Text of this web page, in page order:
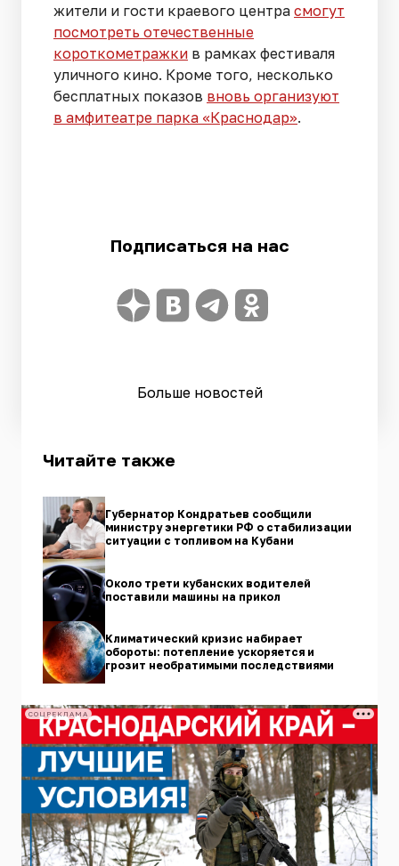
жители и гости краевого центра смогут
посмотреть отечественные
короткометражки в рамках фестиваля
уличного кино. Кроме того, несколько
бесплатных показов вновь организуют
в амфитеатре парка «Краснодар».
Подписаться на нас
Больше новостей
Читайте также
Губернатор Кондратьев сообщили
министру энергетики РФ о стабилизации
ситуации с топливом на Кубани
Около трети кубанских водителей
поставили машины на прикол
Климатический кризис набирает
обороты: потепление ускоряется и
грозит необратимыми последствиями
СОЦРЕКЛАМА